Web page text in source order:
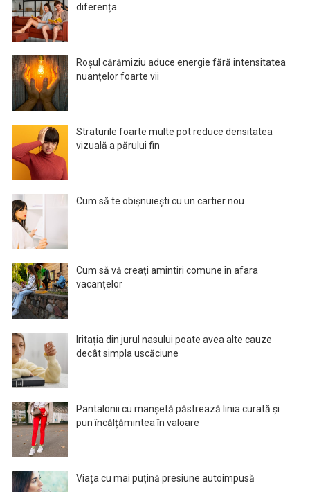
diferența
Roșul cărămiziu aduce energie fără intensitatea
nuanțelor foarte vii
Straturile foarte multe pot reduce densitatea
vizuală a părului fin
Cum să te obișnuiești cu un cartier nou
Cum să vă creați amintiri comune în afara
vacanțelor
Iritația din jurul nasului poate avea alte cauze
decât simpla uscăciune
Pantalonii cu manșetă păstrează linia curată și
pun încălțămintea în valoare
Viața cu mai puțină presiune autoimpusă